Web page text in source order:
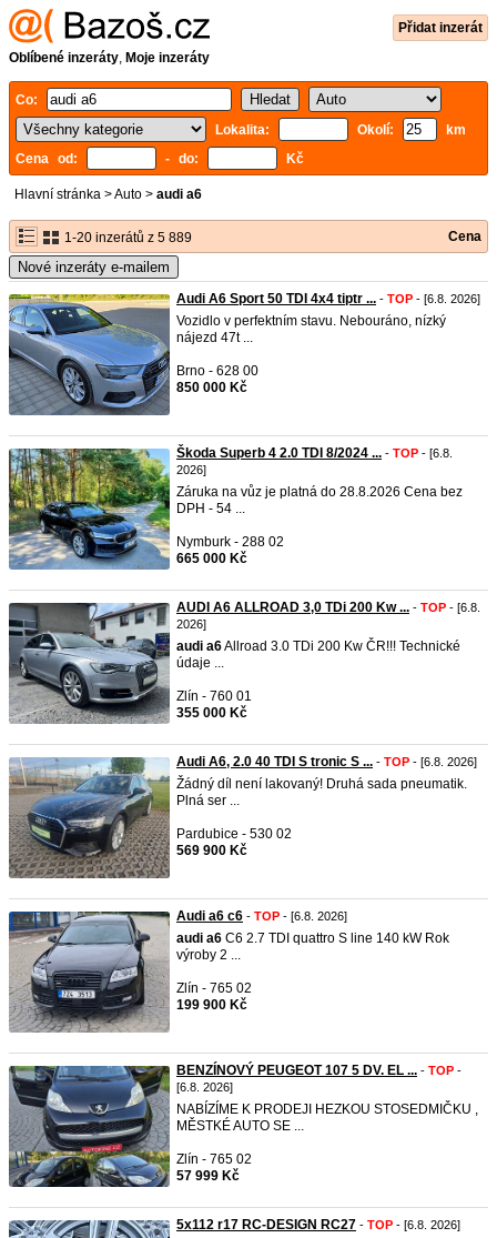
Přidat inzerát
Oblíbené inzeráty, Moje inzeráty
Co:
Lokalita:
Okolí:
km
Cena od:
- do: Kč
Hlavní stránka >Auto > audi a6
1-20 inzerátů z 5 889 Cena
Nové inzeráty e-mailem
Audi A6 Sport 50 TDI 4x4 tiptr ... - TOP - [6.8. 2026]
Vozidlo v perfektním stavu. Nebouráno, nízký
nájezd 47t ...
Brno - 628 00
850 000 Kč
Škoda Superb 4 2.0 TDI 8/2024 ... - TOP - [6.8.
2026]
Záruka na vůz je platná do 28.8.2026 Cena bez
DPH - 54 ...
Nymburk - 288 02
665 000 Kč
AUDI A6 ALLROAD 3,0 TDi 200 Kw ... - TOP - [6.8.
2026]
audi a6Allroad 3.0 TDi 200 Kw ČR!!! Technické
údaje ...
Zlín - 760 01
355 000 Kč
Audi A6, 2.0 40 TDI S tronic S ... - TOP - [6.8. 2026]
Žádný díl není lakovaný! Druhá sada pneumatik.
Plná ser ...
Pardubice - 530 02
569 900 Kč
Audi a6 c6 - TOP - [6.8. 2026]
audi a6 C6 2.7 TDI quattro S line 140 kW Rok
výroby 2 ...
Zlín - 765 02
199 900 Kč
BENZÍNOVÝ PEUGEOT 107 5 DV. EL ... - TOP -
[6.8. 2026]
NABÍZÍME K PRODEJI HEZKOU STOSEDMIČKU ,
MĚSTKÉ AUTO SE ...
Zlín - 765 02
57 999 Kč
5x112 r17 RC-DESIGN RC27 - TOP - [6.8. 2026]